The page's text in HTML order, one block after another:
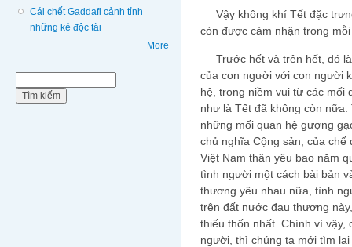
Cái chết Gaddafi cảnh tỉnh
những kẻ độc tài
More
Vậy không khí Tết đặc
còn được cảm nhận trong
Trước hết và trên hết, đó
của con người với con người
hệ, trong niềm vui từ các mối
như là Tết đã không còn
những mối quan hệ gượng
chủ nghĩa Cộng sản, của
Việt Nam thân yêu bao năm
tình người một cách bài bản
thương yêu nhau nữa, tình
trên đất nước đau thương
thiếu thốn nhất. Chính vì
người, thì chúng ta mới tìm